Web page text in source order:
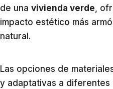
de una vivienda verde,
impacto estético más
natural.
Las opciones de
y adaptativas a diferentes